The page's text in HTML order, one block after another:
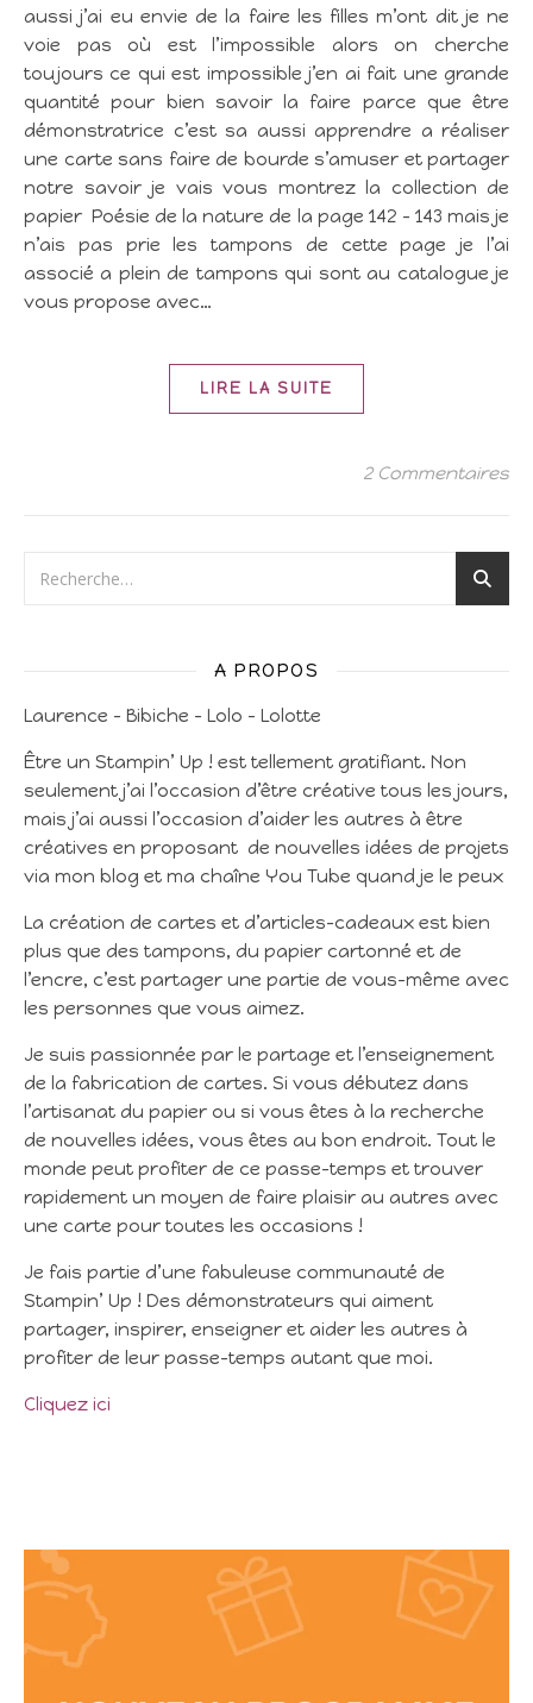
aussi j’ai eu envie de la faire les filles m’ont dit je ne
voie pas où est l’impossible alors on cherche
toujours ce qui est impossible j’en ai fait une grande
quantité pour bien savoir la faire parce que être
démonstratrice c’est sa aussi apprendre a réaliser
une carte sans faire de bourde s’amuser et partager
notre savoir je vais vous montrez la collection de
papier Poésie de la nature de la page 142 – 143 mais je
n’ais pas prie les tampons de cette page je l’ai
associé a plein de tampons qui sont au catalogue je
vous propose avec…
LIRE LA SUITE
2 Commentaires
A PROPOS
Laurence – Bibiche – Lolo – Lolotte
Être un Stampin’ Up ! est tellement gratifiant. Non
seulement j’ai l’occasion d’être créative tous les jours,
mais j’ai aussi l’occasion d’aider les autres à être
créatives en proposant de nouvelles idées de projets
via mon blog et ma chaîne You Tube quand je le peux
La création de cartes et d’articles-cadeaux est bien
plus que des tampons, du papier cartonné et de
l’encre, c’est partager une partie de vous-même avec
les personnes que vous aimez.
Je suis passionnée par le partage et l’enseignement
de la fabrication de cartes. Si vous débutez dans
l’artisanat du papier ou si vous êtes à la recherche
de nouvelles idées, vous êtes au bon endroit. Tout le
monde peut profiter de ce passe-temps et trouver
rapidement un moyen de faire plaisir au autres avec
une carte pour toutes les occasions !
Je fais partie d’une fabuleuse communauté de
Stampin’ Up ! Des démonstrateurs qui aiment
partager, inspirer, enseigner et aider les autres à
profiter de leur passe-temps autant que moi.
Cliquez ici